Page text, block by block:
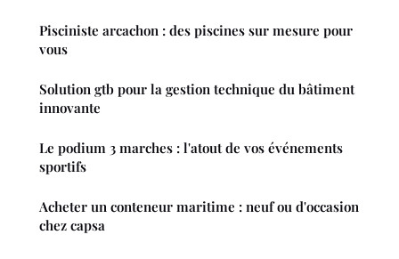
Pisciniste arcachon : des piscines sur mesure pour
vous
Solution gtb pour la gestion technique du bâtiment
innovante
Le podium 3 marches : l'atout de vos événements
sportifs
Acheter un conteneur maritime : neuf ou d'occasion
chez capsa